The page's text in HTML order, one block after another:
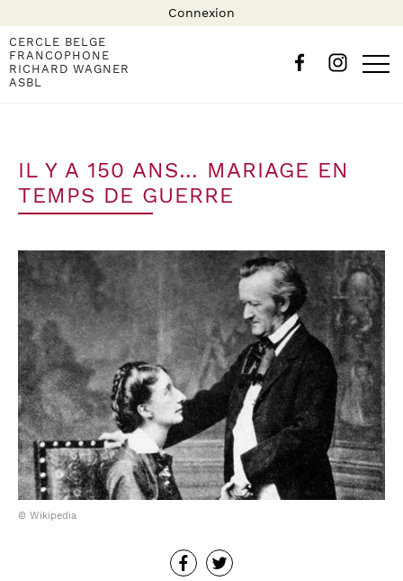
Connexion
CERCLE BELGE
FRANCOPHONE
RICHARD WAGNER
ASBL
IL Y A 150 ANS… MARIAGE EN
TEMPS DE GUERRE
© Wikipedia